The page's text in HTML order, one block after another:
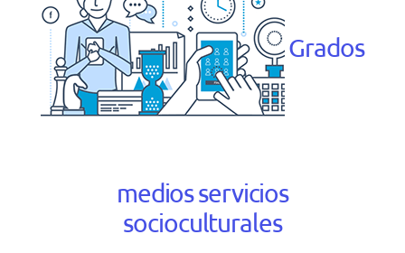
Grados
medios servicios
socioculturales